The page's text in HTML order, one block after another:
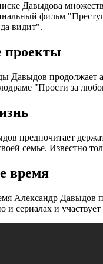
Давыдова
фильм
видит".
проекты
Давыдов продолжает
"Прости за
предпочитает
семье. Известно
время
Александр Давыдов
и сериалах и